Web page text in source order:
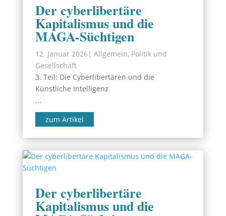
Der cyberlibertäre
Kapitalismus und die
MAGA-Süchtigen
12. Januar 2026| Allgemein, Politik und
Gesellschaft
3. Teil: Die Cyberlibertären und die
Künstliche Intelligenz
...
zum Artikel
Der cyberlibertäre
Kapitalismus und die